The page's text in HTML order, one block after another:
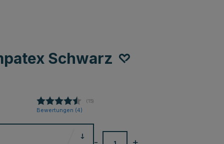
Schwarz
(abgegebene bewertungen:
15)
Bewertungen (4)